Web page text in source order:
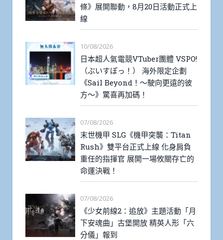
條》展開聯動，8月20日活動正式上
線
10/08/2026
日本超人氣電競VTuber團體 VSPO!
（ぶいすぽっ！） 海外限定企劃
《Sail Beyond！～駛向更遠的彼
方～》驚喜再加碼！
07/08/2026
末世機甲 SLG《機甲突襲：Titan
Rush》雙平台正式上線 化身肩負
重任的指揮官 展開一場攸關存亡的
命運決戰！
07/08/2026
《少女前線2：追放》主題活動「月
下安魂曲」古堡開放 精英人形「六
分儀」報到